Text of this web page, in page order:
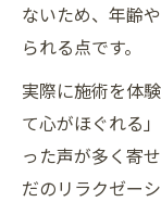
ないため、年齢
られる点です。
実際に施術を体
て心がほぐれる
った声が多く寄
だのリラクゼー